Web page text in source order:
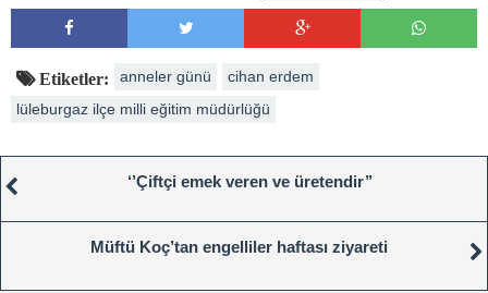
Etiketler: anneler günü
cihan erdem
lüleburgaz ilçe milli eğitim müdürlüğü
‘’Çiftçi emek veren ve üretendir’’
Müftü Koç’tan engelliler haftası ziyareti